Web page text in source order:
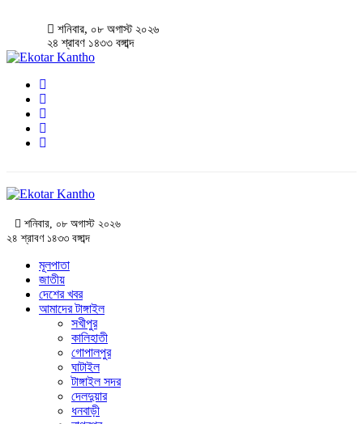
শনিবার, ০৮ অগাস্ট ২০২৬
২৪ শ্রাবণ ১৪৩৩ বঙ্গাব্দ
শনিবার, ০৮ অগাস্ট ২০২৬
২৪ শ্রাবণ ১৪৩৩ বঙ্গাব্দ
মূলপাতা
জাতীয়
দেশের খবর
আমাদের টাঙ্গাইল
সখীপুর
কালিহাতী
গোপালপুর
ঘাটাইল
টাঙ্গাইল সদর
দেলদুয়ার
ধনবাড়ী